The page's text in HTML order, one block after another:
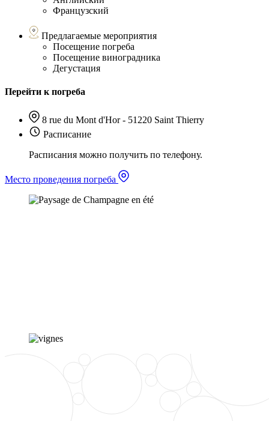
Французский
Предлагаемые мероприятия
Посещение погреба
Посещение виноградника
Дегустация
Перейти к погреба
8 rue du Mont d'Hor - 51220 Saint Thierry
Расписание
Расписания можно получить по телефону.
Место проведения погреба